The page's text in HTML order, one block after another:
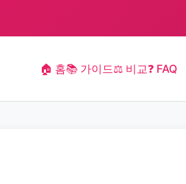
🏠 홈📚 가이드⚖️ 비교❓ FAQ